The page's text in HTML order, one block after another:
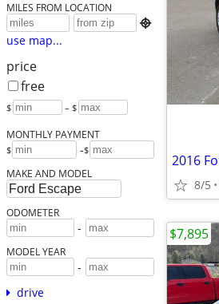
MILES FROM LOCATION

use map...
price
free
$ – $
MONTHLY PAYMENT
$ -$
MAKE AND MODEL
ODOMETER
-
MODEL YEAR
-
drive
8/5
$7,895